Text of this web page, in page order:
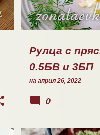
Рулца с
0.5БВ и 3БП
на април 26, 2022
0